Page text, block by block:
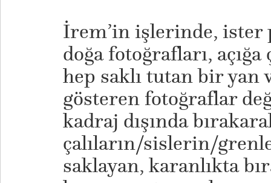
İrem’in işlerinde,
doğa fotoğrafları,
hep saklı tutan bir yan
gösteren fotoğraflar
kadraj dışında
çalıların/sislerin/
saklayan, karanlıkta